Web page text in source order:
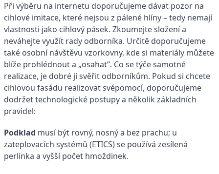
Při výběru na internetu doporučujeme dávat pozor na
cihlové imitace, které nejsou z pálené hlíny – tedy nemají
vlastnosti jako cihlový pásek. Zkoumejte složení a
neváhejte využít rady odborníka. Určitě doporučujeme
také osobní návštěvu vzorkovny, kde si materiály můžete
blíže prohlédnout a „osahat“. Co se týče samotné
realizace, je dobré ji svěřit odborníkům. Pokud si chcete
cihlovou fasádu realizovat svépomocí, doporučujeme
dodržet technologické postupy a několik základních
pravidel:
Podklad musí být rovný, nosný a bez prachu; u
zateplovacích systémů (ETICS) se používá zesílená
perlinka a vyšší počet hmoždinek.